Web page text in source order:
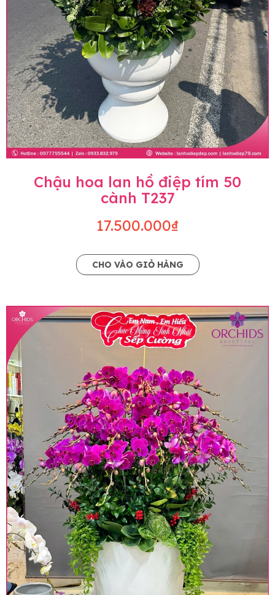
Chậu hoa lan hồ điệp tím 50
cành T237
17.500.000₫
CHO VÀO GIỎ HÀNG